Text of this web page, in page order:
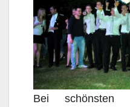
Bei schönsten